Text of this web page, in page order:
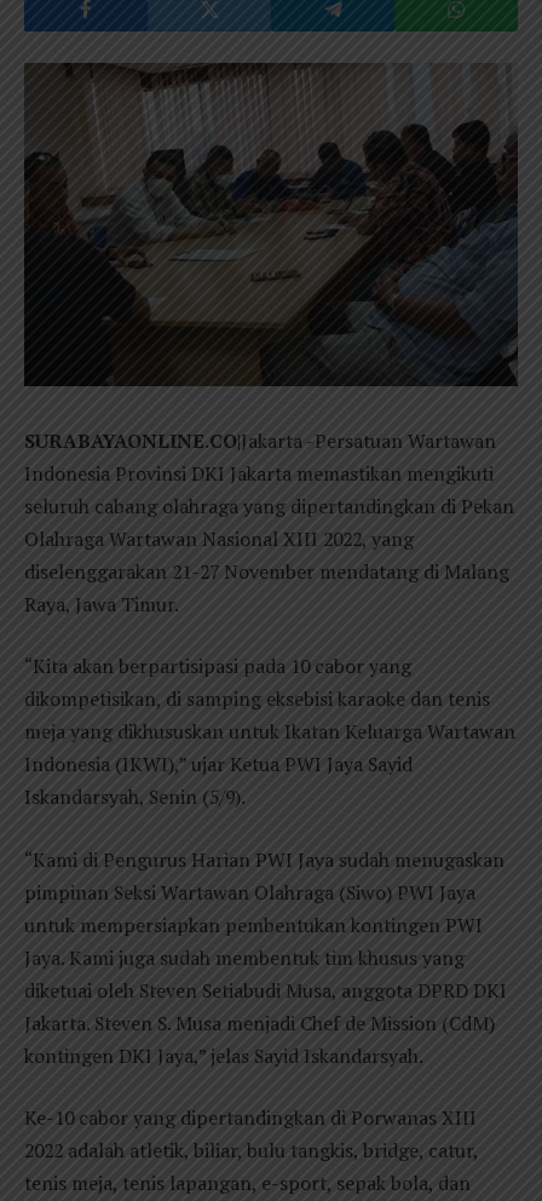
SURABAYAONLINE.CO|Jakarta -Persatuan Wartawan
Indonesia Provinsi DKI Jakarta memastikan mengikuti
seluruh cabang olahraga yang dipertandingkan di Pekan
Olahraga Wartawan Nasional XIII 2022, yang
diselenggarakan 21-27 November mendatang di Malang
Raya, Jawa Timur.
“Kita akan berpartisipasi pada 10 cabor yang
dikompetisikan, di samping eksebisi karaoke dan tenis
meja yang dikhususkan untuk Ikatan Keluarga Wartawan
Indonesia (IKWI),” ujar Ketua PWI Jaya Sayid
Iskandarsyah, Senin (5/9).
“Kami di Pengurus Harian PWI Jaya sudah menugaskan
pimpinan Seksi Wartawan Olahraga (Siwo) PWI Jaya
untuk mempersiapkan pembentukan kontingen PWI
Jaya. Kami juga sudah membentuk tim khusus yang
diketuai oleh Steven Setiabudi Musa, anggota DPRD DKI
Jakarta. Steven S. Musa menjadi Chef de Mission (CdM)
kontingen DKI Jaya,” jelas Sayid Iskandarsyah.
Ke-10 cabor yang dipertandingkan di Porwanas XIII
2022 adalah atletik, biliar, bulu tangkis, bridge, catur,
tenis meja, tenis lapangan, e-sport, sepak bola, dan